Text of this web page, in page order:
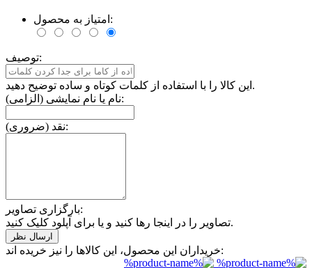
امتیاز به محصول:
توصیف:
این کالا را با استفاده از کلمات کوتاه و ساده توضیح دهید.
نام یا نام نمایشی (الزامی):
نقد (ضروری):
بارگزاری تصاویر:
تصاویر را در اینجا رها کنید و یا برای آپلود کلیک کنید.
خریداران این محصول، این کالاها را نیز خریده اند: